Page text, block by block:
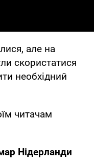
але на
скористатися
необхідний
читачам
Нідерланди